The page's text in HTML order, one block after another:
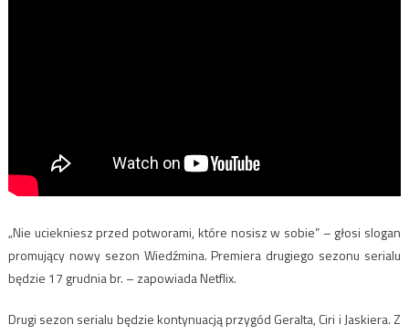
„Nie uciekniesz przed potworami, które nosisz w sobie” – głosi slogan
promujący nowy sezon Wiedźmina. Premiera drugiego sezonu serialu
będzie 17 grudnia br. – zapowiada Netflix.
Drugi sezon serialu będzie kontynuacją przygód Geralta, Ciri i Jaskiera. Z